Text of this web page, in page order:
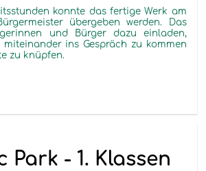
konnte das fertige Werk am
übergeben werden.
Das
und Bürger dazu einladen,
miteinander ins Gespräch zu kommen
zu knüpfen.
Park - 1. Klassen